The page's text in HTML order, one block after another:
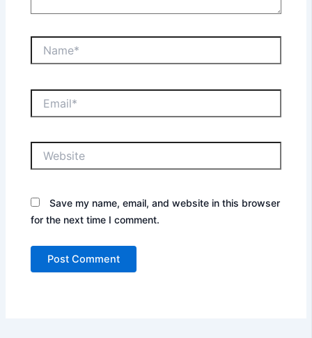
Save my name, email, and website in this browser
for the next time I comment.